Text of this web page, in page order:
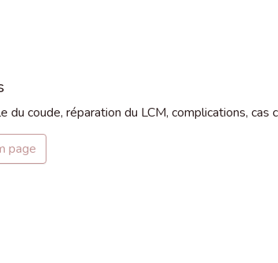
du coude, réparation du LCM, complications, cas
page